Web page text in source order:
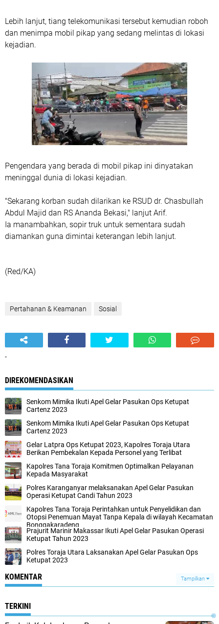
Lebih lanjut, tiang telekomunikasi tersebut kemudian roboh
dan menimpa mobil pikap yang sedang melintas di lokasi
kejadian.
Pengendara yang berada di mobil pikap ini dinyatakan
meninggal dunia di lokasi kejadian.
"Sekarang korban sudah dilarikan ke RSUD dr. Chasbullah
Abdul Majid dan RS Ananda Bekasi," lanjut Arif.
Ia manambahkan, sopir truk untuk sementara sudah
diamankan guna dimintai keterangan lebih lanjut.
(Red/KA)
Pertahanan & Keamanan Sosial
-
DIREKOMENDASIKAN
Senkom Mimika Ikuti Apel Gelar Pasukan Ops Ketupat
Cartenz 2023
Senkom Mimika Ikuti Apel Gelar Pasukan Ops Ketupat
Cartenz 2023
Gelar Latpra Ops Ketupat 2023, Kapolres Toraja Utara
Berikan Pembekalan Kepada Personel yang Terlibat
Kapolres Tana Toraja Komitmen Optimalkan Pelayanan
Kepada Masyarakat
Polres Karanganyar melaksanakan Apel Gelar Pasukan
Operasi Ketupat Candi Tahun 2023
Kapolres Tana Toraja Perintahkan untuk Penyelidikan dan
Otopsi Penemuan Mayat Tanpa Kepala di wilayah Kecamatan
Bonggakaradeng
Prajurit Marinir Makassar Ikuti Apel Gelar Pasukan Operasi
Ketupat Tahun 2023
Polres Toraja Utara Laksanakan Apel Gelar Pasukan Ops
Ketupat 2023
KOMENTAR Tampilkan
TERKINI